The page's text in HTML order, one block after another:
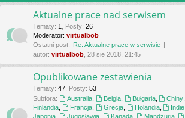
Aktualne prace nad serwisem
Tematy: 1 Posty: 26
Moderator: virtualbob
Ostatni post: Re: Aktualne prace w serwisie
autor: virtualbob , 28 sie 2018, 21:45
Opublikowane zestawienia
Tematy: 47 Posty: 53
Subfora:
Australia, Belgia, Bułgaria, Chiny
Finlandia
Francja, Grecja, Holandia, Indie
Japonia
Jugosławia, Kanada, Mandżuria,